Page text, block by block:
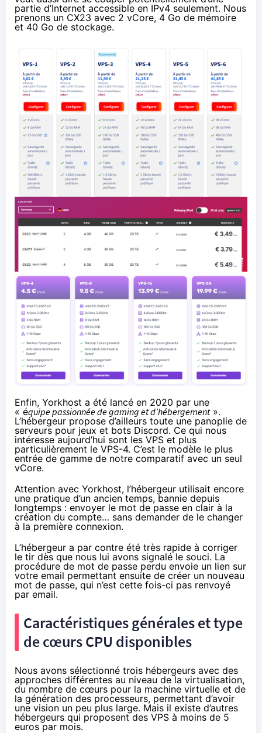
partie d’Internet accessible en IPv4 seulement. Nous
prenons un CX23 avec 2 vCore, 4 Go de mémoire
et 40 Go de stockage.
Enfin, Yorkhost a été lancé en 2020 par une
« équipe passionnée de gaming et d’hébergement».
L’hébergeur propose d’ailleurs toute une panoplie de
serveurs pour jeux et bots Discord. Ce qui nous
intéresse aujourd’hui sont les VPS et plus
particulièrement le VPS-4. C’est le modèle le plus
entrée de gamme de notre comparatif avec un seul
vCore.
Attention avec Yorkhost, l’hébergeur utilisait encore
une pratique d’un ancien temps, bannie depuis
longtemps : envoyer le mot de passe en clair à la
création du compte… sans demander de le changer
à la première connexion.
L’hébergeur a par contre été très rapide à corriger
le tir dès que nous lui avons signalé le souci. La
procédure de mot de passe perdu envoie un lien sur
votre email permettant ensuite de créer un nouveau
mot de passe, qui n’est cette fois-ci pas renvoyé
par email.
Caractéristiques générales et type
de cœurs CPU disponibles
Nous avons sélectionné trois hébergeurs avec des
approches différentes au niveau de la virtualisation,
du nombre de cœurs pour la machine virtuelle et de
la génération des processeurs, permettant d’avoir
une vision un peu plus large. Mais il existe d’autres
hébergeurs qui proposent des VPS à moins de 5
euros par mois.